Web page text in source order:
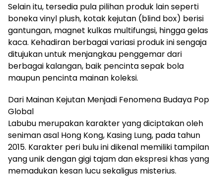
Selain itu, tersedia pula pilihan produk lain seperti
boneka vinyl plush, kotak kejutan (blind box) berisi
gantungan, magnet kulkas multifungsi, hingga gelas
kaca. Kehadiran berbagai variasi produk ini sengaja
ditujukan untuk menjangkau penggemar dari
berbagai kalangan, baik pencinta sepak bola
maupun pencinta mainan koleksi.
Dari Mainan Kejutan Menjadi Fenomena Budaya Pop
Global
Labubu merupakan karakter yang diciptakan oleh
seniman asal Hong Kong, Kasing Lung, pada tahun
2015. Karakter peri bulu ini dikenal memiliki tampilan
yang unik dengan gigi tajam dan ekspresi khas yang
memadukan kesan lucu sekaligus misterius.